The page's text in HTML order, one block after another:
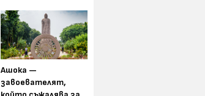
Ашока —
завоевателят,